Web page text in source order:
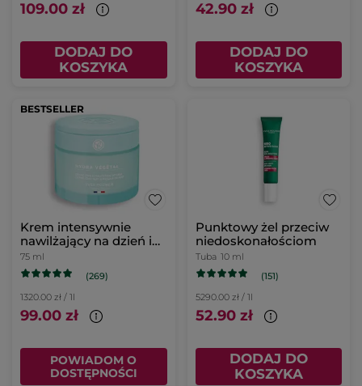
109.00 zł
DODAJ DO
KOSZYKA
42.90 zł
DODAJ DO
KOSZYKA
BESTSELLER
Krem intensywnie
nawilżający na dzień i
na noc & maska 75 ml
75 ml
(269)
1320.00 zł / 1l
99.00 zł
POWIADOM O
DOSTĘPNOŚCI
Punktowy żel przeciw
niedoskonałościom
Tuba 10 ml
(151)
5290.00 zł / 1l
52.90 zł
DODAJ DO
KOSZYKA